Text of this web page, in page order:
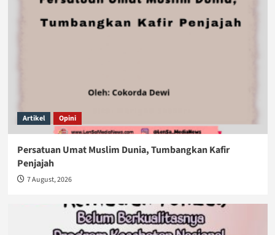
Artikel Opini
Persatuan Umat Muslim Dunia, Tumbangkan Kafir
Penjajah
7 August, 2026